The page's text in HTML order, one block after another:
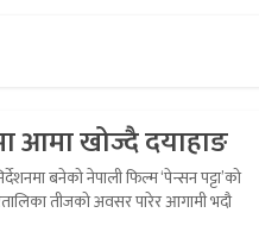
आमा खोज्दै दयाहाङ
बनेको नेपाली फिल्म ‘पेन्सन पट्टा’को
तीजको अवसर पारेर आगामी भदौ